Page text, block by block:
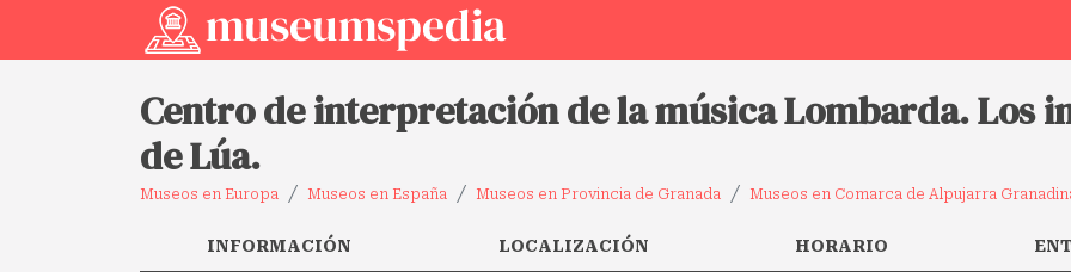
Centro de interpretación de la música Lombarda. Los
de Lúa.
Museos en Europa Museos en España Museos en Provincia de Granada Museos en Comarca de Alpujarra
INFORMACIÓN LOCALIZACIÓN HORARIO